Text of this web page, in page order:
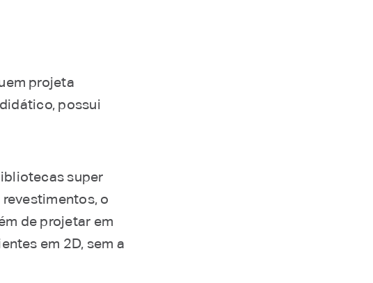
projeta
possui
super
o
de projetar em
em 2D, sem a